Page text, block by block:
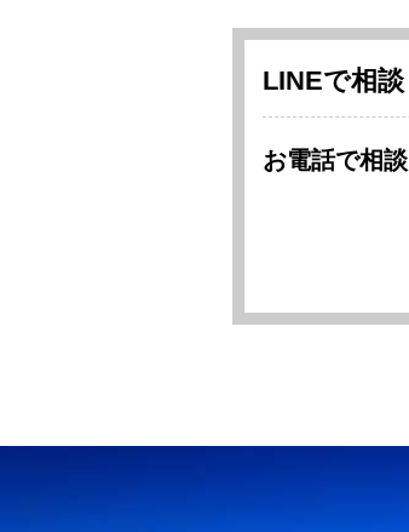
LINEで相談
お電話で相談